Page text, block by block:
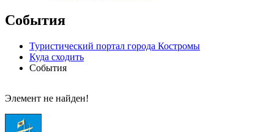
События
Туристический портал города Костромы
Куда сходить
События
Элемент не найден!